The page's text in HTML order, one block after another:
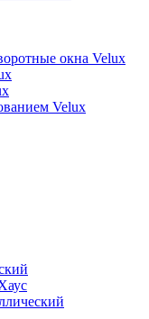
окна Velux
Velux